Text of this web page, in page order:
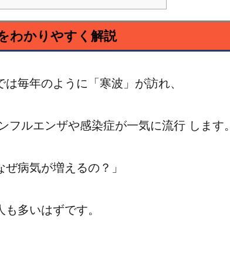
わかりやすく解説
毎年のように「寒波」が訪れ、
フルエンザや感染症が一気に流行 します。
ぜ病気が増えるの？」
多いはずです。